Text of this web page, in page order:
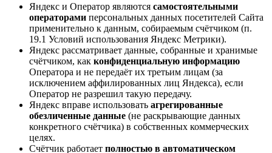
Яндекс и Оператор являются самостоятельными
операторами персональных данных посетителей Сайта
применительно к данным, собираемым счётчиком (п.
19.1 Условий использования Яндекс Метрики).
Яндекс рассматривает данные, собранные и хранимые
счётчиком, как конфиденциальную информацию
Оператора и не передаёт их третьим лицам (за
исключением аффилированных лиц Яндекса), если
Оператор не разрешил такую передачу.
Яндекс вправе использовать агрегированные
обезличенные данные (не раскрывающие данных
конкретного счётчика) в собственных коммерческих
целях.
Счётчик работает полностью в автоматическом